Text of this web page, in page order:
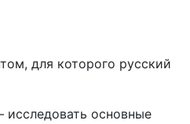
для которого русский
исследовать основные